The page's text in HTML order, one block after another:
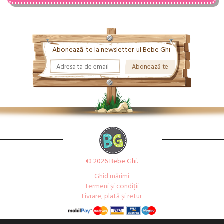
Abonează-te la newsletter-ul Bebe Ghi
© 2026 Bebe Ghi.
Ghid mărimi
Termeni și condiții
Livrare, plată și retur